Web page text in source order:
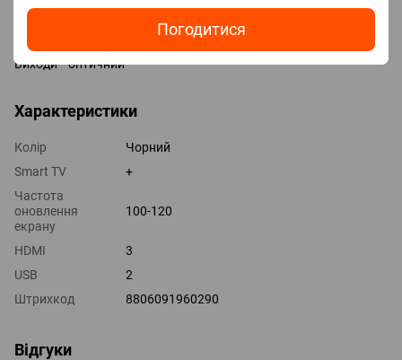
Погодитися
LAN
Версія HDMI v 2.0
Виходи оптичний
Характеристики
Колір
Чорний
Smart TV
+
Частота
оновлення
екрану
100-120
HDMI
3
USB
2
Штрихкод
8806091960290
Відгуки